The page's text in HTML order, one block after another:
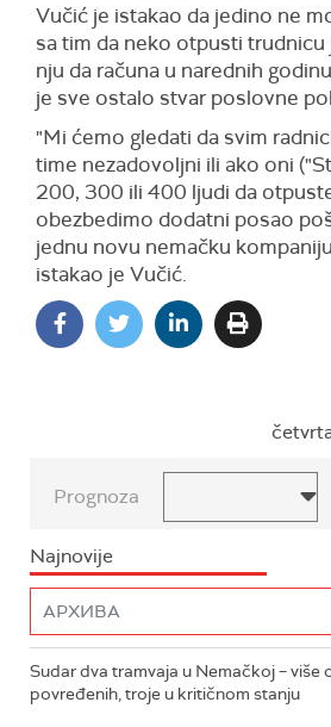
Vučić je istakao da jedino ne
sa tim da neko otpusti trudnicu
nju da računa u narednih
je sve ostalo stvar poslovne
"Mi ćemo gledati da svim
time nezadovoljni ili ako oni
200, 300 ili 400 ljudi da
obezbedimo dodatni posao
jednu novu nemačku
istakao je Vučić.
Prognoza
Najnovije
Sudar dva tramvaja u Nemačkoj – više
povređenih, troje u kritičnom stanju